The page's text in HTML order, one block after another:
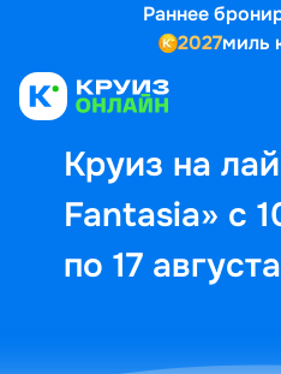
Раннее
2027миль
Круиз на
Fantasia» с
по 17
Выбор